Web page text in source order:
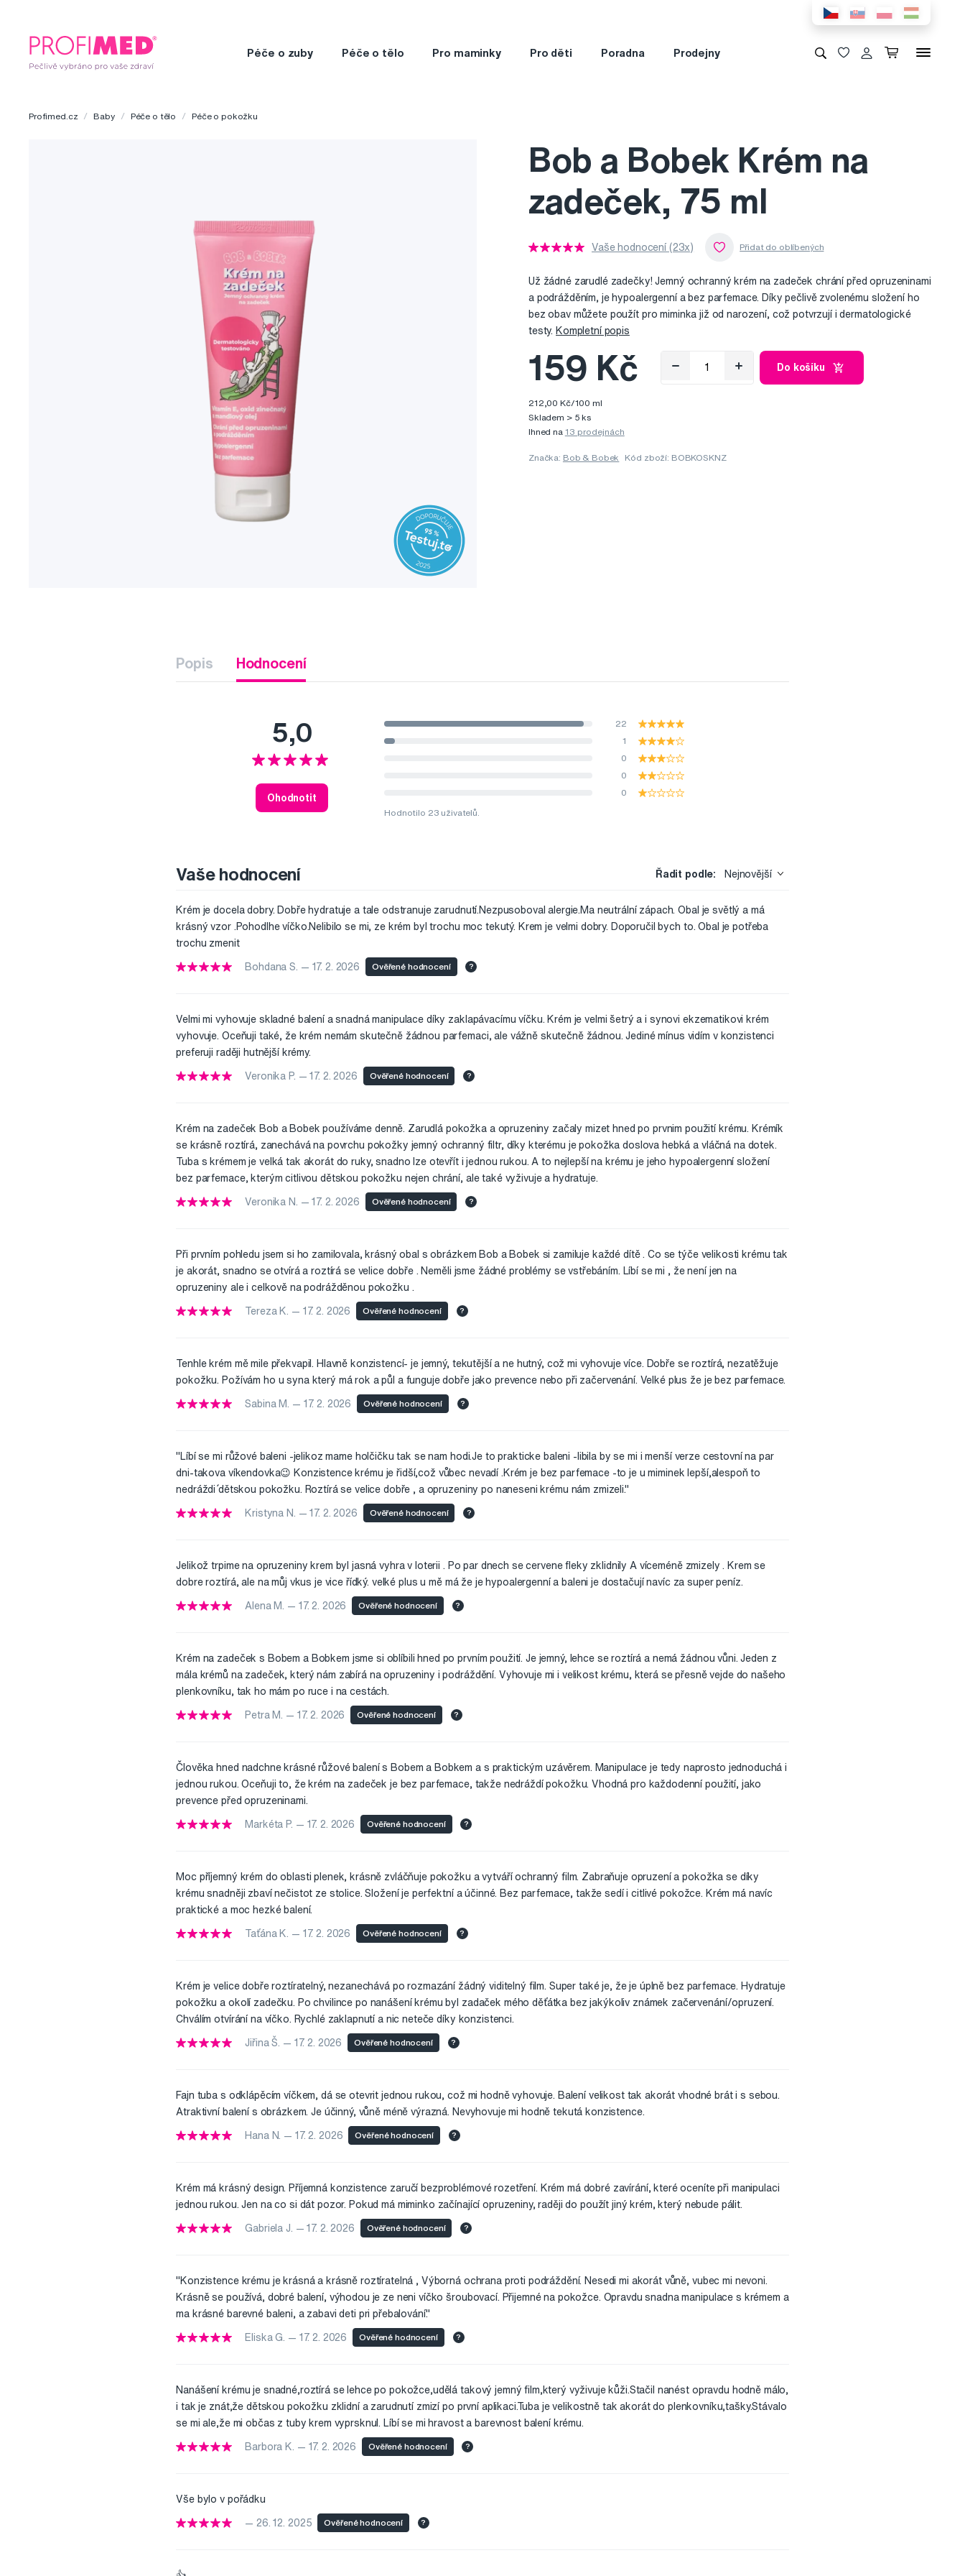
Péče o zuby Péče o tělo Pro maminky Pro děti Poradna Prodejny
Profimed.cz Baby Péče o tělo Péče o pokožku
Bob a Bobek Krém na
zadeček, 75 ml
Vaše hodnocení (23x)
Už žádné zarudlé zadečky! Jemný ochranný krém na zadeček chrání před opruzeninami
a podrážděním, je hypoalergenní a bez parfemace. Díky pečlivě zvolenému složení ho
bez obav můžete použít pro miminka již od narození, což potvrzují i dermatologické
testy. Kompletní popis
159 Kč Do košíku
212,00 Kč/100 ml
Skladem > 5 ks
Ihned na 13 prodejnách
Značka: Bob & Bobek Kód zboží: BOBKOSKNZ
Popis Hodnocení
5,0
Ohodnotit
22
1
0
0
0
Hodnotilo 23 uživatelů.
Vaše hodnocení Řadit podle: Nejnovější
Krém je docela dobry. Dobře hydratuje a tale odstranuje zarudnutí.Nezpusoboval alergie.Ma neutrální zápach. Obal je světlý a má
krásný vzor .Pohodlhe víčko.Nelibilo se mi, ze krém byl trochu moc tekutý. Krem je velmi dobry. Doporučil bych to. Obal je potřeba
trochu zmenit
Bohdana S. — 17. 2. 2026 Ověřené hodnocení ?
Velmi mi vyhovuje skladné balení a snadná manipulace díky zaklapávacímu víčku. Krém je velmi šetrý a i synovi ekzematikovi krém
vyhovuje. Oceňuji také, že krém nemám skutečně žádnou parfemaci, ale vážně skutečně žádnou. Jediné mínus vidím v konzistenci
preferuji raději hutnější krémy.
Veronika P. — 17. 2. 2026 Ověřené hodnocení ?
Krém na zadeček Bob a Bobek používáme denně. Zarudlá pokožka a opruzeniny začaly mizet hned po prvnim použití krému. Krémík
se krásně roztírá, zanechává na povrchu pokožky jemný ochranný filtr, díky kterému je pokožka doslova hebká a vláčná na dotek.
Tuba s krémem je velká tak akorát do ruky, snadno lze otevřít i jednou rukou. A to nejlepší na krému je jeho hypoalergenní složení
bez parfemace, kterým citlivou dětskou pokožku nejen chrání, ale také vyživuje a hydratuje.
Veronika N. — 17. 2. 2026 Ověřené hodnocení ?
Při prvním pohledu jsem si ho zamilovala, krásný obal s obrázkem Bob a Bobek si zamiluje každé dítě . Co se týče velikosti krému tak
je akorát, snadno se otvírá a roztírá se velice dobře . Neměli jsme žádné problémy se vstřebáním. Líbí se mi , že není jen na
opruzeniny ale i celkově na podrážděnou pokožku .
Tereza K. — 17. 2. 2026 Ověřené hodnocení ?
Tenhle krém mě mile překvapil. Hlavně konzistencí- je jemný, tekutější a ne hutný, což mi vyhovuje více. Dobře se roztírá, nezatěžuje
pokožku. Požívám ho u syna který má rok a půl a funguje dobře jako prevence nebo při začervenání. Velké plus že je bez parfemace.
Sabina M. — 17. 2. 2026 Ověřené hodnocení ?
"Líbí se mi růžové baleni -jelikoz mame holčičku tak se nam hodi.Je to prakticke baleni -libila by se mi i menší verze cestovní na par
dni-takova víkendovka😉 Konzistence krému je řidší,což vůbec nevadí .Krém je bez parfemace -to je u miminek lepší,alespoň to
nedráždi´ dětskou pokožku. Roztírá se velice dobře , a opruzeniny po naneseni krému nám zmizeli."
Kristyna N. — 17. 2. 2026 Ověřené hodnocení ?
Jelikož trpime na opruzeniny krem byl jasná vyhra v loterii . Po par dnech se cervene fleky zklidnily A víceméně zmizely . Krem se
dobre roztírá, ale na můj vkus je vice řídký. velké plus u mě má že je hypoalergenní a baleni je dostačují navíc za super peníz.
Alena M. — 17. 2. 2026 Ověřené hodnocení ?
Krém na zadeček s Bobem a Bobkem jsme si oblíbili hned po prvním použití. Je jemný, lehce se roztírá a nemá žádnou vůni. Jeden z
mála krémů na zadeček, který nám zabírá na opruzeniny i podráždění. Vyhovuje mi i velikost krému, která se přesně vejde do našeho
plenkovníku, tak ho mám po ruce i na cestách.
Petra M. — 17. 2. 2026 Ověřené hodnocení ?
Člověka hned nadchne krásné růžové balení s Bobem a Bobkem a s praktickým uzávěrem. Manipulace je tedy naprosto jednoduchá i
jednou rukou. Oceňuji to, že krém na zadeček je bez parfemace, takže nedráždí pokožku. Vhodná pro každodenní použití, jako
prevence před opruzeninami.
Markéta P. — 17. 2. 2026 Ověřené hodnocení ?
Moc příjemný krém do oblasti plenek, krásně zvláčňuje pokožku a vytváří ochranný film. Zabraňuje opruzení a pokožka se díky
krému snadněji zbaví nečistot ze stolice. Složení je perfektní a účinné. Bez parfemace, takže sedí i citlivé pokožce. Krém má navíc
praktické a moc hezké balení.
Taťána K. — 17. 2. 2026 Ověřené hodnocení ?
Krém je velice dobře roztíratelný, nezanechává po rozmazání žádný viditelný film. Super také je, že je úplně bez parfemace. Hydratuje
pokožku a okolí zadečku. Po chvilince po nanášení krému byl zadaček mého děťátka bez jakýkoliv známek začervenání/opruzení.
Chválím otvírání na víčko. Rychlé zaklapnutí a nic neteče díky konzistenci.
Jiřina Š. — 17. 2. 2026 Ověřené hodnocení ?
Fajn tuba s odklápěcím víčkem, dá se otevrit jednou rukou, což mi hodně vyhovuje. Balení velikost tak akorát vhodné brát i s sebou.
Atraktivní balení s obrázkem. Je účinný, vůně méně výrazná. Nevyhovuje mi hodně tekutá konzistence.
Hana N. — 17. 2. 2026 Ověřené hodnocení ?
Krém má krásný design. Příjemná konzistence zaručí bezproblémové rozetření. Krém má dobré zavírání, které oceníte při manipulaci
jednou rukou. Jen na co si dát pozor. Pokud má miminko začínající opruzeniny, raději do použít jiný krém, který nebude pálit.
Gabriela J. — 17. 2. 2026 Ověřené hodnocení ?
"Konzistence krému je krásná a krásně roztíratelná , Výborná ochrana proti podráždění. Nesedi mi akorát vůně, vubec mi nevoni.
Krásně se používá, dobré balení, výhodou je ze neni víčko šroubovací. Přijemné na pokožce. Opravdu snadna manipulace s krémem a
ma krásné barevné baleni, a zabavi deti pri přebalování."
Eliska G. — 17. 2. 2026 Ověřené hodnocení ?
Nanášení krému je snadné,roztírá se lehce po pokožce,udělá takový jemný film,který vyživuje kůži.Stačil nanést opravdu hodně málo,
i tak je znát,že dětskou pokožku zklidní a zarudnutí zmizí po první aplikaci.Tuba je velikostně tak akorát do plenkovníku,tašky.Stávalo
se mi ale,že mi občas z tuby krem vyprsknul. Líbí se mi hravost a barevnost balení krému.
Barbora K. — 17. 2. 2026 Ověřené hodnocení ?
Vše bylo v pořádku
— 26. 12. 2025 Ověřené hodnocení ?